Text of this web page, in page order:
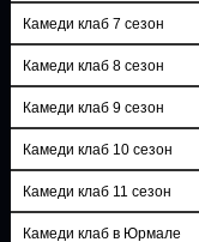
Камеди клаб 7 сезон
Камеди клаб 8 сезон
Камеди клаб 9 сезон
Камеди клаб 10 сезон
Камеди клаб 11 сезон
Камеди клаб в Юрмале